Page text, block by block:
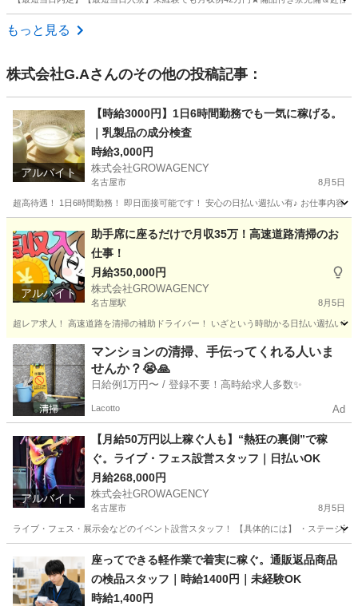
愛知 大府市
もっと見る
株式会社G.Aさんのその他の投稿記事：
アルバイト
【時給3000円】1日6時間勤務でも一気に稼げる。
｜乳製品の成分検査
時給3,000円
株式会社GROWAGENCY
名古屋市 8月5日
超高待遇！ 1日6時間勤務！ 即日面接可能です！ 安心の日払い週払い有♪ お仕事内容
その他 時給
アルバイト
助手席に座るだけで月収35万！高速道路清掃のお
仕事！
月給350,000円
株式会社GROWAGENCY
名古屋駅 8月5日
超レア求人！ 高速道路を清掃の補助ドライバー！ いざという時助かる日払い週払い
愛知 名古屋市 名古屋駅 その他 助手席
マンションの清掃、手伝ってくれる人いま
せんか？😭🙏
日給例1万円〜 / 登録不要！高時給求人多数✨
Lacotto Ad
アルバイト
【月給50万円以上稼ぐ人も】“熱狂の裏側”で稼
ぐ。ライブ・フェス設営スタッフ｜日払いOK
月給268,000円
株式会社GROWAGENCY
名古屋市 8月5日
ライブ・フェス・展示会などのイベント設営スタッフ！ 【具体的には】 ・ステージ
イベントスタッフ ライブ
座ってできる軽作業で着実に稼ぐ。通販返品商品
の検品スタッフ｜時給1400円｜未経験OK
時給1,400円